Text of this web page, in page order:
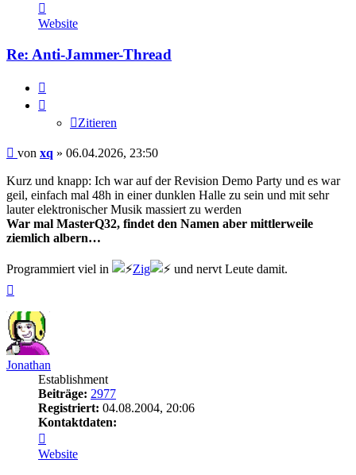
von
xq
Website
Re: Anti-Jammer-Thread
Zitieren
Beitrag
von xq » 06.04.2026, 23:50
Kurz und knapp: Ich war auf der Revision Demo Party und es war
geil, einfach mal 48h in einer dunklen Halle zu sein und mit sehr
lauter elektronischer Musik massiert zu werden
War mal MasterQ32, findet den Namen aber mittlerweile
ziemlich albern…
Programmiert viel in Zig
und nervt Leute damit.
Jonathan
Establishment
Beiträge: 2977
Registriert: 04.08.2004, 20:06
Kontaktdaten:
von
Jonathan
Website